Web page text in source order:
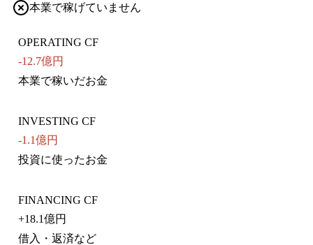
本業で稼げていません
OPERATING CF
-12.7億円
本業で稼いだお金
INVESTING CF
-1.1億円
投資に使ったお金
FINANCING CF
+18.1億円
借入・返済など